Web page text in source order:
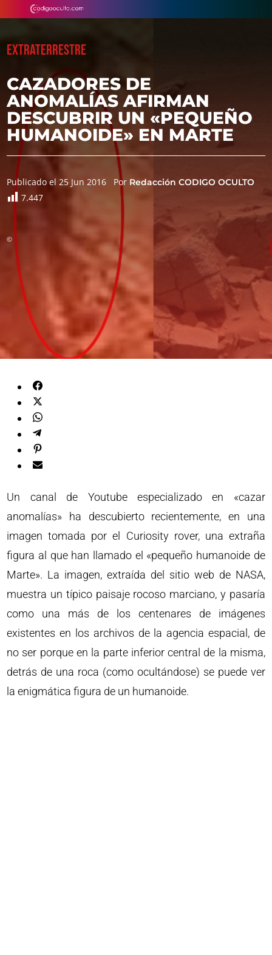
EXTRATERRESTRE
CAZADORES DE
ANOMALÍAS AFIRMAN
DESCUBRIR UN «PEQUEÑO
HUMANOIDE» EN MARTE
Publicado el 25 Jun 2016 Por Redacción CODIGO OCULTO
7.447
©
Un canal de Youtube especializado en «cazar
anomalías» ha descubierto recientemente, en una
imagen tomada por el Curiosity rover, una extraña
figura al que han llamado el «pequeño humanoide de
Marte». La imagen, extraída del sitio web de NASA,
muestra un típico paisaje rocoso marciano, y pasaría
como una más de los centenares de imágenes
existentes en los archivos de la agencia espacial, de
no ser porque en la parte inferior central de la misma,
detrás de una roca (como ocultándose) se puede ver
la enigmática figura de un humanoide.